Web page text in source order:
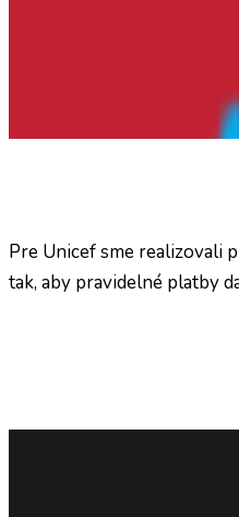
Pre Unicef sme realizovali
tak, aby pravidelné platby